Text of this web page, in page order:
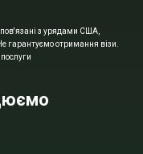
з урядами США,
гарантуємо отримання візи.